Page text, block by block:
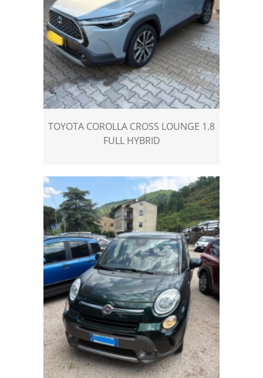
TOYOTA COROLLA CROSS LOUNGE 1.8
FULL HYBRID